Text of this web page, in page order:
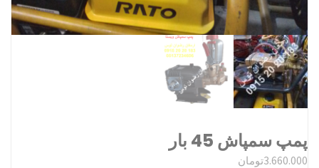
پمپ سمپاش 45 بار
3.660.000تومان